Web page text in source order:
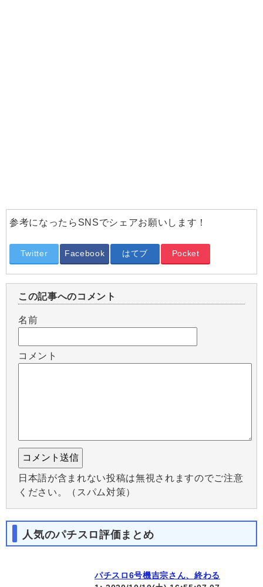
参考になったらSNSでシェアお願いします！
Twitter Facebook はてブ Pocket
この記事へのコメント
名前
コメント
日本語が含まれない投稿は無視されますのでご注意
ください。（スパム対策）
人気のパチスロ評価まとめ
パチスロ6号機吉宗さん、終わる